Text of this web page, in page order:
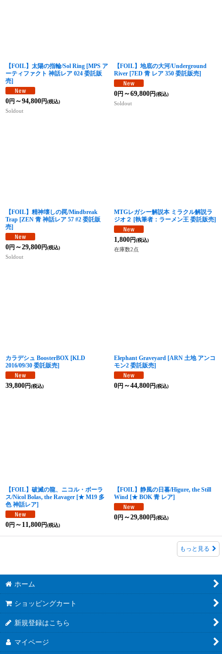
【FOIL】太陽の指輪/Sol Ring [MPS ア
ーティファクト 神話レア 024 委託販
売]
0円 ～94,800円(税込)
Soldout
【FOIL】地底の大河/Underground
River [7ED 青 レア 350 委託販売]
0円 ～69,800円(税込)
Soldout
【FOIL】精神壊しの罠/Mindbreak
Trap [ZEN 青 神話レア 57 #2 委託販
売]
0円 ～29,800円(税込)
Soldout
MTGレガシー解説本 ミラクル解説ラ
ジオ２ [執筆者：ラーメン王 委託販売]
1,800円(税込)
在庫数2点
カラデシュ BoosterBOX [KLD
2016/09/30 委託販売]
39,800円(税込)
Elephant Graveyard [ARN 土地 アンコ
モン2 委託販売]
0円 ～44,800円(税込)
【FOIL】破滅の龍、ニコル・ボーラ
ス/Nicol Bolas, the Ravager [★ M19 多
色 神話レア]
0円 ～11,800円(税込)
【FOIL】静風の日暮/Higure, the Still
Wind [★ BOK 青 レア]
0円 ～29,800円(税込)
もっと見る
ホーム
ショッピングカート
新規登録はこちら
マイページ